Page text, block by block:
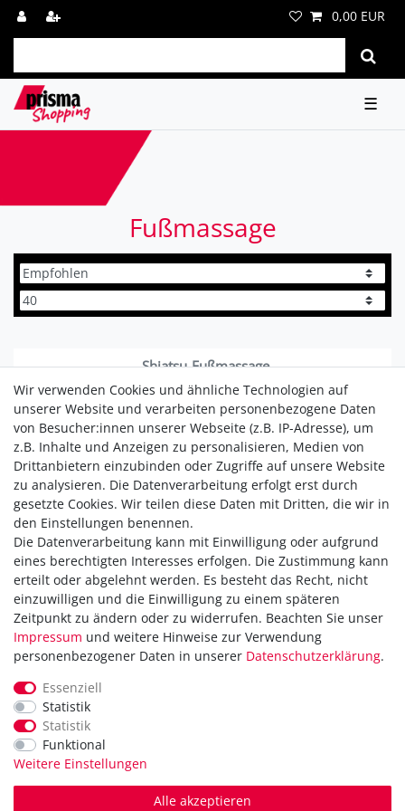
0,00 EUR
☰
Fußmassage
Shiatsu-Fußmassage
89,95 € *
In den Warenkorb
*inkl. ges. MwSt.zzgl.Versandkosten
Versandkostenfrei ab 40,-€
Zahlung
Versand
Daten­schutz­erklärung
AGB
Hinweis zur Batterieentsorgung
Erklärung zur Barrierefreiheit
Kontakt
Impressum
Widerrufsrecht
Vertrag widerrufen
Wir verwenden Cookies und ähnliche Technologien auf
unserer Website und verarbeiten personenbezogene Daten
von Besucher:innen unserer Webseite (z.B. IP-Adresse), um
z.B. Inhalte und Anzeigen zu personalisieren, Medien von
Drittanbietern einzubinden oder Zugriffe auf unsere Website
zu analysieren. Die Datenverarbeitung erfolgt erst durch
gesetzte Cookies. Wir teilen diese Daten mit Dritten, die wir in
den Einstellungen benennen.
Die Datenverarbeitung kann mit Einwilligung oder aufgrund
eines berechtigten Interesses erfolgen. Die Zustimmung kann
erteilt oder abgelehnt werden. Es besteht das Recht, nicht
einzuwilligen und die Einwilligung zu einem späteren
Zeitpunkt zu ändern oder zu widerrufen. Beachten Sie unser
Impressum und weitere Hinweise zur Verwendung
personenbezogener Daten in unserer Daten­schutz­erklärung.
Essenziell
Statistik
Statistik
Funktional
Weitere Einstellungen
Alle akzeptieren